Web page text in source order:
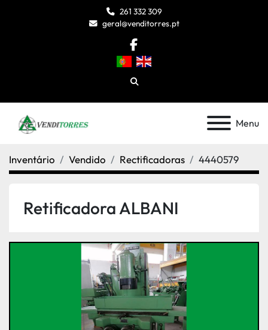
261 332 309
geral@venditorres.pt
facebook
Pesquisar
Menu
Inventário Vendido Rectificadoras 4440579
Retificadora ALBANI